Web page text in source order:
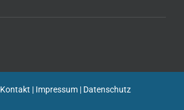
Kontakt | Impressum | Datenschutz